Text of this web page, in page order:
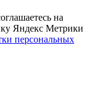
на
Яндекс Метрики
персональных